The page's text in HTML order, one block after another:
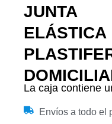
JUNTA
ELÁSTICA
La caja contiene
Envíos a todo el